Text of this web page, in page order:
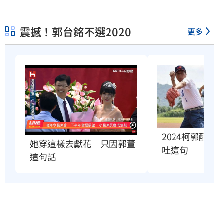
震撼！郭台銘不選2020 更多
她穿這樣去獻花　只因郭董
這句話
2024柯郭配
吐這句